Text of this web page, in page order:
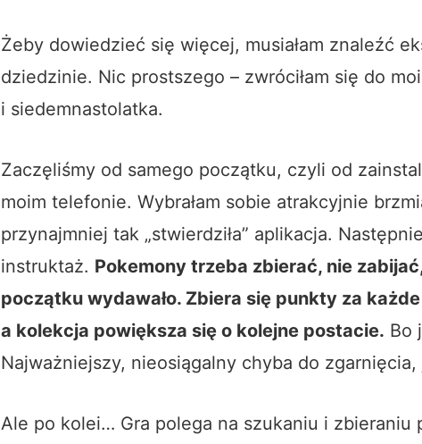
Żeby dowiedzieć się więcej, musiałam znaleźć
dziedzinie. Nic prostszego – zwróciłam się do
i siedemnastolatka.
Zaczęliśmy od samego początku, czyli od
moim telefonie. Wybrałam sobie atrakcyjnie
przynajmniej tak „stwierdziła” aplikacja.
instruktaż. Pokemony trzeba zbierać, nie
początku wydawało. Zbiera się punkty za każde
a kolekcja powiększa się o kolejne postacie. Bo
Najważniejszy, nieosiągalny chyba do zgarnięcia,
Ale po kolei… Gra polega na szukaniu i zbieraniu